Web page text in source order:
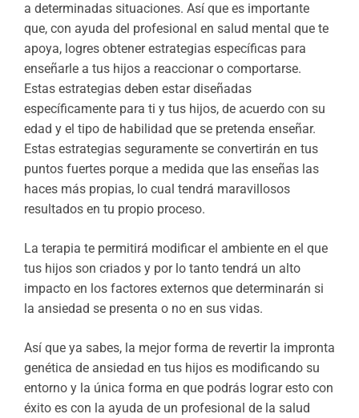
a determinadas situaciones. Así que es importante
que, con ayuda del profesional en salud mental que te
apoya, logres obtener estrategias específicas para
enseñarle a tus hijos a reaccionar o comportarse.
Estas estrategias deben estar diseñadas
específicamente para ti y tus hijos, de acuerdo con su
edad y el tipo de habilidad que se pretenda enseñar.
Estas estrategias seguramente se convertirán en tus
puntos fuertes porque a medida que las enseñas las
haces más propias, lo cual tendrá maravillosos
resultados en tu propio proceso.
La terapia te permitirá modificar el ambiente en el que
tus hijos son criados y por lo tanto tendrá un alto
impacto en los factores externos que determinarán si
la ansiedad se presenta o no en sus vidas.
Así que ya sabes, la mejor forma de revertir la impronta
genética de ansiedad en tus hijos es modificando su
entorno y la única forma en que podrás lograr esto con
éxito es con la ayuda de un profesional de la salud